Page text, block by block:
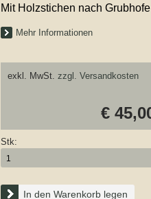
Mit Holzstichen nach
Mehr Informationen
exkl. MwSt. zzgl. Versandkosten
€
Stk:
In den Warenkorb legen